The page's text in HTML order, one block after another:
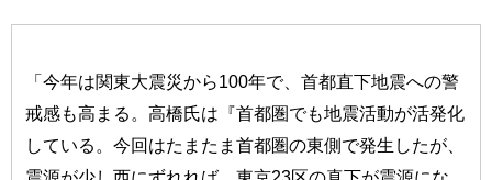
「今年は関東大震災から100年で、首都直下地震への警
戒感も高まる。高橋氏は『首都圏でも地震活動が活発化
している。今回はたまたま首都圏の東側で発生したが、